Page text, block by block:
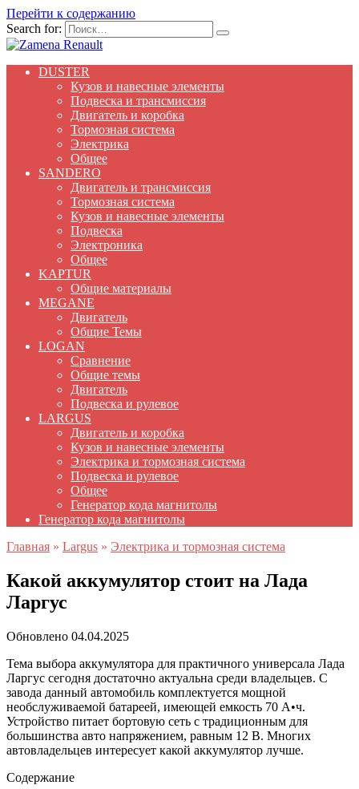
Перейти к содержанию
Search for:
DUSTER
Кузов и навесные элементы
Подвеска и трансмиссия
Двигатель и коробка
Тормозная система
Электрика
Общее
SANDERO
Двигатель и трансмиссия
Тормозная система
Кузов и навесные элементы
Подвеска
Электроника
Общее
KAPTUR
Общие материалы
MEGANE
Двигатель
Общие Темы
LOGAN
Сравнение
Общие темы
Двигатель
Подвеска и рулевое
LARGUS
Двигатель и коробка
Кузов и навесные элементы
Электрика и тормозная система
Подвеска и рулевое
Общее
Генератор кода магнитолы
Генератор кода магнитолы
Главная » Largus » Электрика и тормозная система
Какой аккумулятор стоит на Лада
Ларгус
Обновлено 04.04.2025
Тема выбора аккумулятора для практичного универсала Лада
Ларгус сегодня достаточно актуальна среди владельцев. С
завода данный автомобиль комплектуется мощной
необслуживаемой батареей, имеющей емкость 70 А•ч.
Устройство питает бортовую сеть с традиционным для
большинства авто напряжением, равным 12 В. Многих
автовладельцев интересует какой аккумулятор лучше.
Содержание